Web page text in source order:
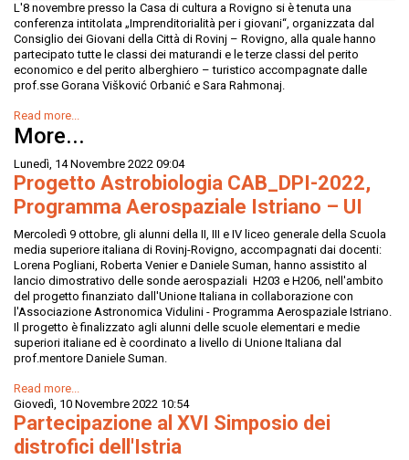
L'8 novembre presso la Casa di cultura a Rovigno si è tenuta una
conferenza intitolata „Imprenditorialità per i giovani“, organizzata dal
Consiglio dei Giovani della Città di Rovinj – Rovigno, alla quale hanno
partecipato tutte le classi dei maturandi e le terze classi del perito
economico e del perito alberghiero – turistico accompagnate dalle
prof.sse Gorana Višković Orbanić e Sara Rahmonaj.
Read more...
More...
Lunedì, 14 Novembre 2022 09:04
Progetto Astrobiologia CAB_DPI-2022,
Programma Aerospaziale Istriano – UI
Mercoledì 9 ottobre, gli alunni della II, III e IV liceo generale della Scuola
media superiore italiana di Rovinj-Rovigno, accompagnati dai docenti:
Lorena Pogliani, Roberta Venier e Daniele Suman, hanno assistito al
lancio dimostrativo delle sonde aerospaziali H203 e H206, nell'ambito
del progetto finanziato dall'Unione Italiana in collaborazione con
l'Associazione Astronomica Vidulini - Programma Aerospaziale Istriano.
Il progetto è finalizzato agli alunni delle scuole elementari e medie
superiori italiane ed è coordinato a livello di Unione Italiana dal
prof.mentore Daniele Suman.
Read more...
Giovedì, 10 Novembre 2022 10:54
Partecipazione al XVI Simposio dei
distrofici dell'Istria